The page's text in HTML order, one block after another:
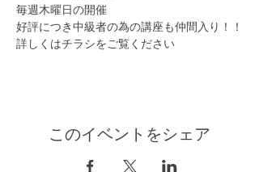
毎週木曜日の開催
好評につき中級者の為の講座も仲間入り！！
詳しくはチラシをご覧ください
このイベントをシェア